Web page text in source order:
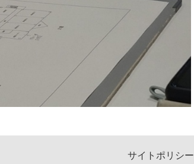
サイトポリシー